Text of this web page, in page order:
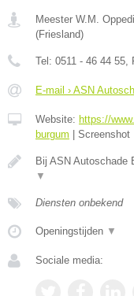
Meester W.M.
(Friesland)
Tel: 0511 - 46 44 55,
E-mail › ASN
Website: https://
burgum
Screenshot
Bij ASN Autoschade
▼
Diensten onbekend
Openingstijden ▼
Sociale media: